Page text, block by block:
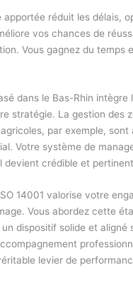
apportée réduit les délais,
vos chances de
Vous gagnez du temps
dans le Bas-Rhin intègre
stratégie. La gestion des
par exemple, sont
Votre système de
devient crédible et
14001 valorise votre
Vous abordez cette
dispositif solide et aligné
levier de